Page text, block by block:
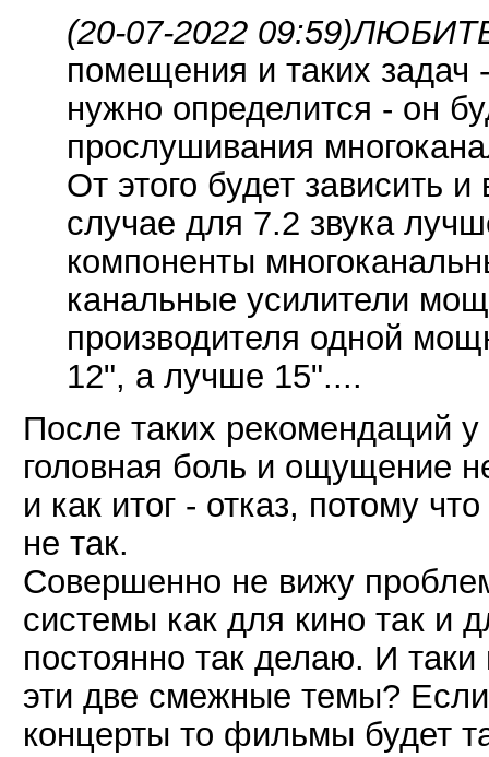
(20-07-2022 09:59)
помещения и таких задач
нужно определится - он
прослушивания
От этого будет зависить
случае для 7.2 звука
компоненты
канальные усилители
производителя одной
12", а лучше 15"....
После таких рекомендаций
головная боль и ощущение
и как итог - отказ, потому
не так.
Совершенно не вижу
системы как для кино так и
постоянно так делаю. И
эти две смежные темы? Если
концерты то фильмы будет